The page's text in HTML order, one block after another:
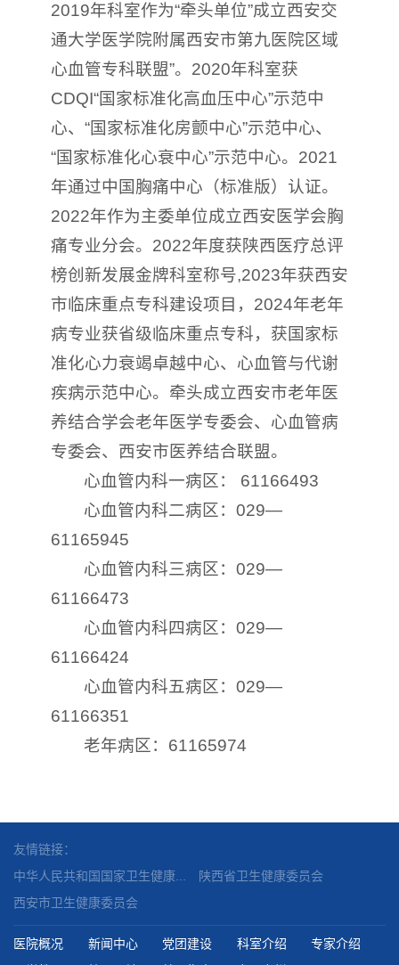
2019年科室作为“牵头单位”成立西安交
通大学医学院附属西安市第九医院区域
心血管专科联盟”。2020年科室获
CDQI“国家标准化高血压中心”示范中
心、“国家标准化房颤中心”示范中心、
“国家标准化心衰中心”示范中心。2021
年通过中国胸痛中心（标准版）认证。
2022年作为主委单位成立西安医学会胸
痛专业分会。2022年度获陕西医疗总评
榜创新发展金牌科室称号,2023年获西安
市临床重点专科建设项目，2024年老年
病专业获省级临床重点专科，获国家标
准化心力衰竭卓越中心、心血管与代谢
疾病示范中心。牵头成立西安市老年医
养结合学会老年医学专委会、心血管病
专委会、西安市医养结合联盟。
心血管内科一病区： 61166493
心血管内科二病区：029—
61165945
心血管内科三病区：029—
61166473
心血管内科四病区：029—
61166424
心血管内科五病区：029—
61166351
老年病区：61165974
友情链接：
中华人民共和国国家卫生健康...
陕西省卫生健康委员会
西安市卫生健康委员会
医院概况 新闻中心 党团建设 科室介绍
专家介绍